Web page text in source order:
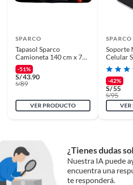
SPARCO
Tapasol Sparco
Camioneta 140 cm x 70
cm Talla L
-51%
S/43.90
S/89
VER PRODUCTO
SPARCO
Soporte
Celular
-42%
S/55
S/95
¿Tienes dudas
Nuestra IA puede
encuentra una
te responderá.